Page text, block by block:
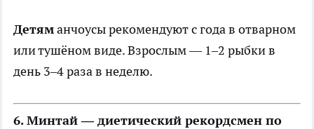
Детяманчоусы рекомендуют с года в отварном
или тушёном виде. Взрослым — 1–2 рыбки в
день 3–4 раза в неделю.
6. Минтай — диетический рекордсмен по